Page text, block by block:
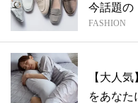
今話題の
FASHION
【大人
をあなた